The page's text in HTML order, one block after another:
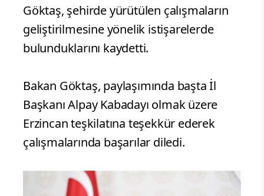
Göktaş, şehirde yürütülen çalışmaların
geliştirilmesine yönelik istişarelerde
bulunduklarını kaydetti.
Bakan Göktaş, paylaşımında başta İl
Başkanı Alpay Kabadayı olmak üzere
Erzincan teşkilatına teşekkür ederek
çalışmalarında başarılar diledi.